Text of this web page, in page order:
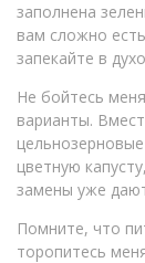
заполнена
вам сложно
запекайте в
Не бойтесь
варианты.
цветную
замены уже
Помните, что
торопитесь